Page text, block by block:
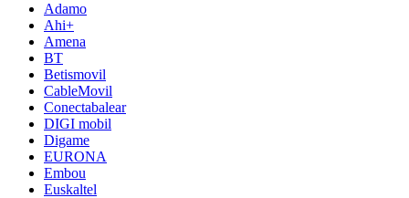
Adamo
Ahi+
Amena
BT
Betismovil
CableMovil
Conectabalear
DIGI mobil
Digame
EURONA
Embou
Euskaltel